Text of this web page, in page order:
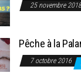
25 novembre
Pêche à la
7 octobre 2016